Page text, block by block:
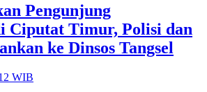
Pengunjung
Ciputat Timur, Polisi dan
ke Dinsos Tangsel
WIB